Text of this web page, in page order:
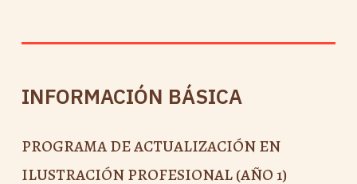
INFORMACIÓN BÁSICA
PROGRAMA DE ACTUALIZACIÓN EN
ILUSTRACIÓN PROFESIONAL (AÑO 1)